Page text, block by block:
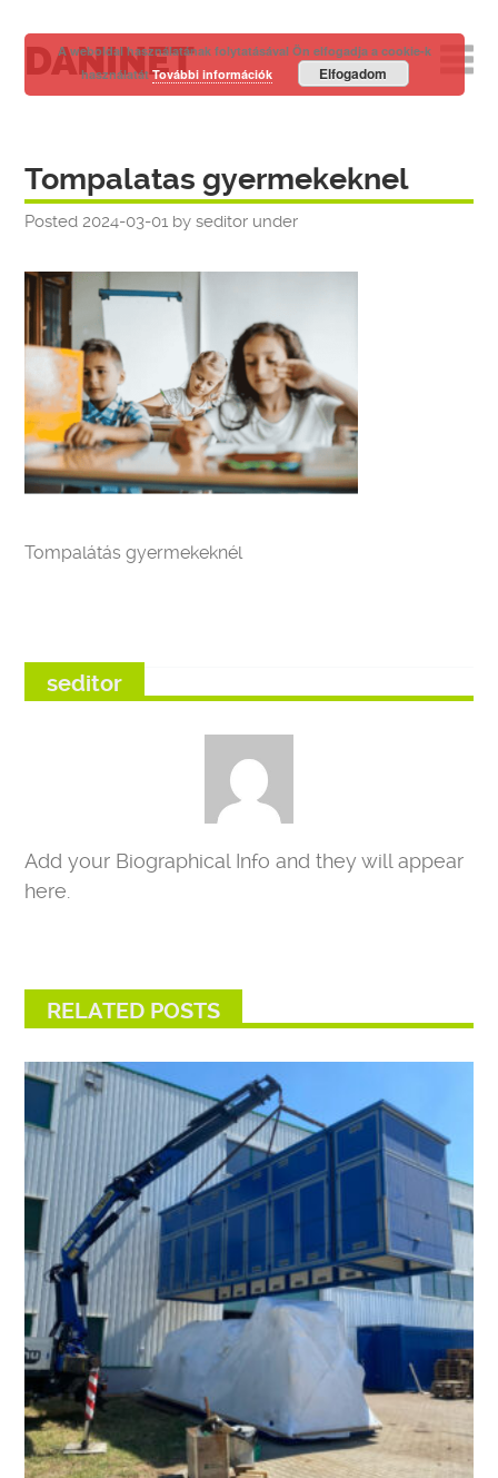
DANINET
Tompalatas gyermekeknel
Posted2024-03-01 byseditor under
Tompalátás gyermekeknél
seditor
Add your Biographical Info and they will appear
here.
RELATED POSTS
A weboldal használatának folytatásával Ön elfogadja a cookie-k
használatátTovábbi információk Elfogadom